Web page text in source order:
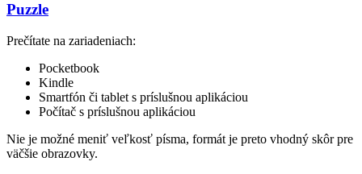
Puzzle
Prečítate na zariadeniach:
Pocketbook
Kindle
Smartfón či tablet s príslušnou aplikáciou
Počítač s príslušnou aplikáciou
Nie je možné meniť veľkosť písma, formát je preto vhodný skôr pre
väčšie obrazovky.